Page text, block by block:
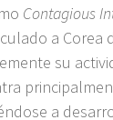
Contagious
a Corea
su
a